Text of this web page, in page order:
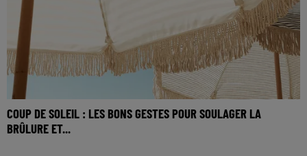
COUP DE SOLEIL : LES BONS GESTES POUR SOULAGER LA
BRÛLURE ET...